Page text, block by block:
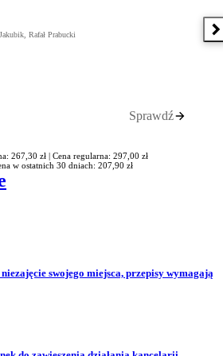
Rafał Prabucki
Sprawdź
267,30 zł | Cena regularna: 297,00 zł
w ostatnich 30 dniach: 207,90 zł
swojego miejsca, przepisy wymagają